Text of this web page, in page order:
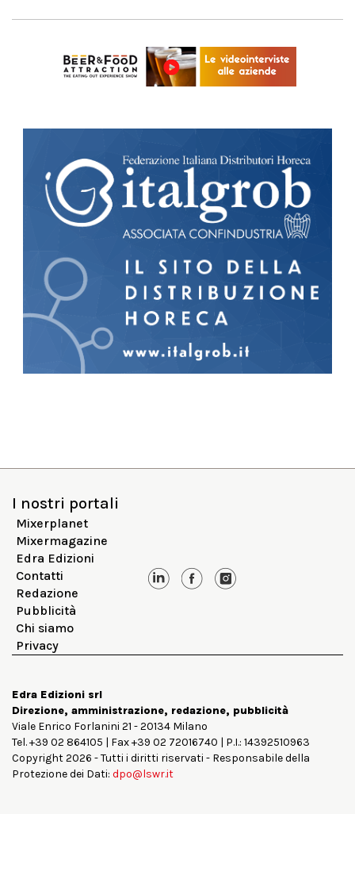
I nostri portali
Mixerplanet
Mixermagazine
Edra Edizioni
Contatti
Redazione
Pubblicità
Chi siamo
Privacy
Edra Edizioni srl
Direzione, amministrazione, redazione, pubblicità
Viale Enrico Forlanini 21 - 20134 Milano
Tel. +39 02 864105 | Fax +39 02 72016740 | P.I.: 14392510963
Copyright 2026 - Tutti i diritti riservati - Responsabile della
Protezione dei Dati: dpo@lswr.it